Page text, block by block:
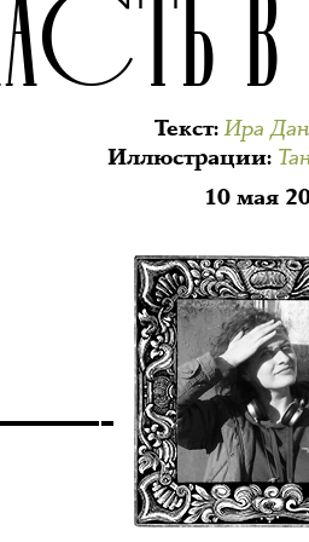
Текст:Ира
Иллюстрации:
10 мая